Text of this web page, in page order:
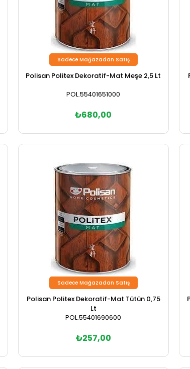
Polisan Politex Dekoratif-Mat Meşe 2,5 Lt
POL.55401651000
₺680,00
Sadece Mağazadan Satış
Polisan Politex Dekoratif-Mat Tütün 0,75
Lt
POL.55401690600
₺257,00
Sadece Mağazadan Satış